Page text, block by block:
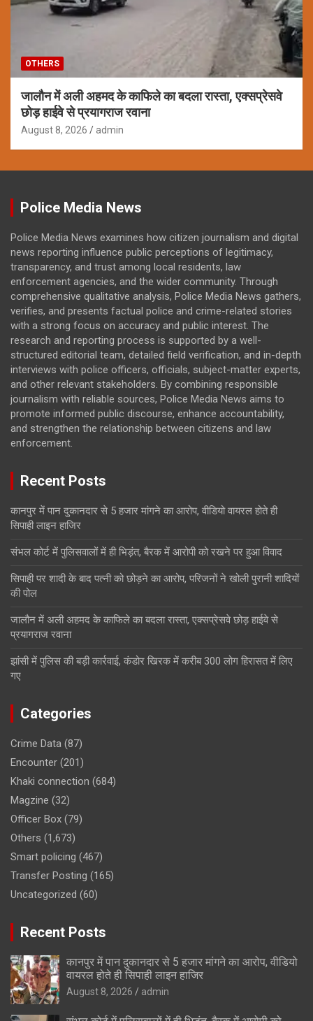
OTHERS
जालौन में अली अहमद के काफिले का बदला रास्ता, एक्सप्रेसवे
छोड़ हाईवे से प्रयागराज रवाना
August 8, 2026 admin
Police Media News
Police Media News examines how citizen journalism and digital
news reporting influence public perceptions of legitimacy,
transparency, and trust among local residents, law
enforcement agencies, and the wider community. Through
comprehensive qualitative analysis, Police Media News gathers,
verifies, and presents factual police and crime-related stories
with a strong focus on accuracy and public interest. The
research and reporting process is supported by a well-
structured editorial team, detailed field verification, and in-depth
interviews with police officers, officials, subject-matter experts,
and other relevant stakeholders. By combining responsible
journalism with reliable sources, Police Media News aims to
promote informed public discourse, enhance accountability,
and strengthen the relationship between citizens and law
enforcement.
Recent Posts
कानपुर में पान दुकानदार से 5 हजार मांगने का आरोप, वीडियो वायरल होते ही
सिपाही लाइन हाजिर
संभल कोर्ट में पुलिसवालों में ही भिड़ंत, बैरक में आरोपी को रखने पर हुआ विवाद
सिपाही पर शादी के बाद पत्नी को छोड़ने का आरोप, परिजनों ने खोली पुरानी शादियों
की पोल
जालौन में अली अहमद के काफिले का बदला रास्ता, एक्सप्रेसवे छोड़ हाईवे से
प्रयागराज रवाना
झांसी में पुलिस की बड़ी कार्रवाई, कंडोर खिरक में करीब 300 लोग हिरासत में लिए
गए
Categories
Crime Data (87)
Encounter (201)
Khaki connection (684)
Magzine (32)
Officer Box (79)
Others (1,673)
Smart policing (467)
Transfer Posting (165)
Uncategorized (60)
Recent Posts
कानपुर में पान दुकानदार से 5 हजार मांगने का आरोप, वीडियो
वायरल होते ही सिपाही लाइन हाजिर
August 8, 2026 admin